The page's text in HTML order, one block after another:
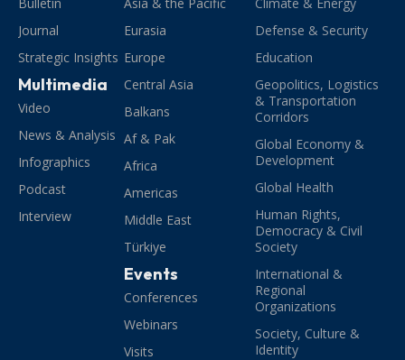
Journal
Strategic Insights
Multimedia
Video
News & Analysis
Infographics
Podcast
Interview
Eurasia
Europe
Central Asia
Balkans
Af & Pak
Africa
Americas
Middle East
Türkiye
Events
Conferences
Webinars
Visits
Defense & Security
Education
Geopolitics, Logistics
& Transportation
Corridors
Global Economy &
Development
Global Health
Human Rights,
Democracy & Civil
Society
International &
Regional
Organizations
Society, Culture &
Identity